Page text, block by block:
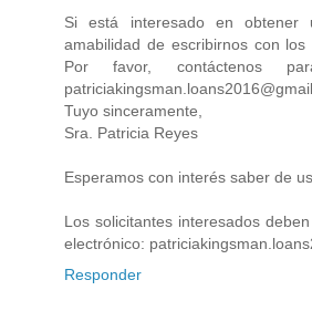
Si está interesado en obtener
amabilidad de escribirnos con los
Por favor, contáctenos
Tuyo sinceramente,
Sra. Patricia Reyes
Esperamos con interés saber de
Los solicitantes interesados
electrónico:
Responder